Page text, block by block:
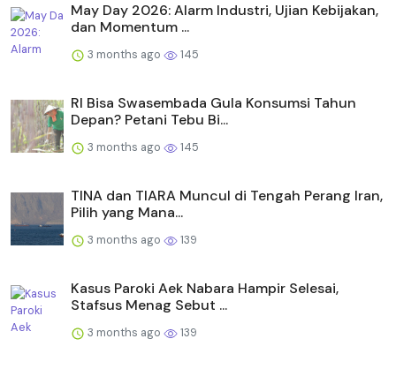
May Day 2026: Alarm Industri, Ujian Kebijakan,
dan Momentum ...
3 months ago 145
RI Bisa Swasembada Gula Konsumsi Tahun
Depan? Petani Tebu Bi...
3 months ago 145
TINA dan TIARA Muncul di Tengah Perang Iran,
Pilih yang Mana...
3 months ago 139
Kasus Paroki Aek Nabara Hampir Selesai,
Stafsus Menag Sebut ...
3 months ago 139